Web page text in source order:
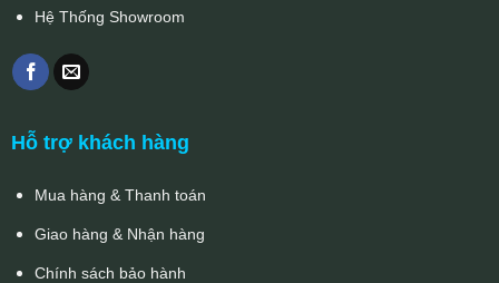
Hệ Thống Showroom
Hỗ trợ khách hàng
Mua hàng & Thanh toán
Giao hàng & Nhận hàng
Chính sách bảo hành